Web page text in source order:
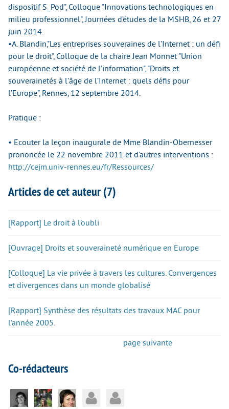
dispositif S_Pod", Colloque "Innovations technologiques en
milieu professionnel", Journées d’études de la MSHB, 26 et 27
juin 2014.
•A. Blandin,"Les entreprises souveraines de l’Internet : un défi
pour le droit", Colloque de la chaire Jean Monnet "Union
européenne et société de l’information", "Droits et
souverainetés à l’âge de l’Internet : quels défis pour
l’Europe", Rennes, 12 septembre 2014.
Pratique :
• Ecouter la leçon inaugurale de Mme Blandin-Obernesser
prononcée le 22 novembre 2011 et d’autres interventions :
http://cejm.univ-rennes.eu/fr/Ressources/
Articles de cet auteur (7)
[Rapport] Le droit à l’oubli
[Ouvrage] Droits et souveraineté numérique en Europe
[Colloque] La vie privée à travers les cultures. Convergences
et divergences dans un monde globalisé
[Rapport] Synthèse des résultats des travaux MAC pour
l’année 2005.
page suivante
Co-rédacteurs